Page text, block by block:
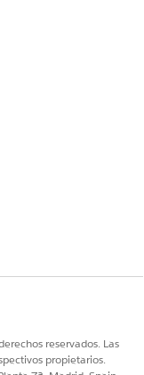
en un
de una
de los
elementos de
reservados. Las
propietarios.